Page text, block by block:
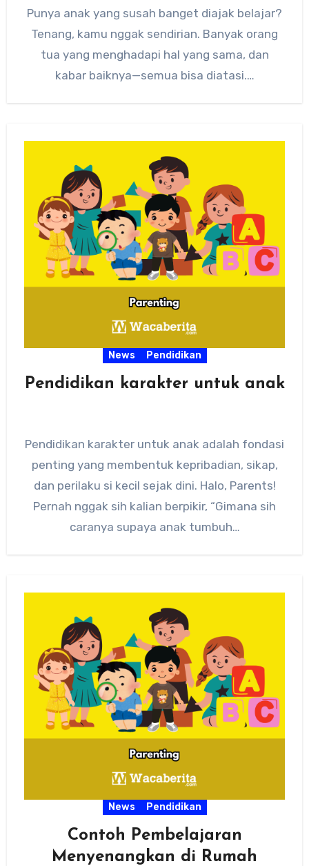
Punya anak yang susah banget diajak belajar?
Tenang, kamu nggak sendirian. Banyak orang
tua yang menghadapi hal yang sama, dan
kabar baiknya—semua bisa diatasi.…
News Pendidikan
Pendidikan karakter untuk anak
Pendidikan karakter untuk anak adalah fondasi
penting yang membentuk kepribadian, sikap,
dan perilaku si kecil sejak dini. Halo, Parents!
Pernah nggak sih kalian berpikir, “Gimana sih
caranya supaya anak tumbuh…
News Pendidikan
Contoh Pembelajaran
Menyenangkan di Rumah